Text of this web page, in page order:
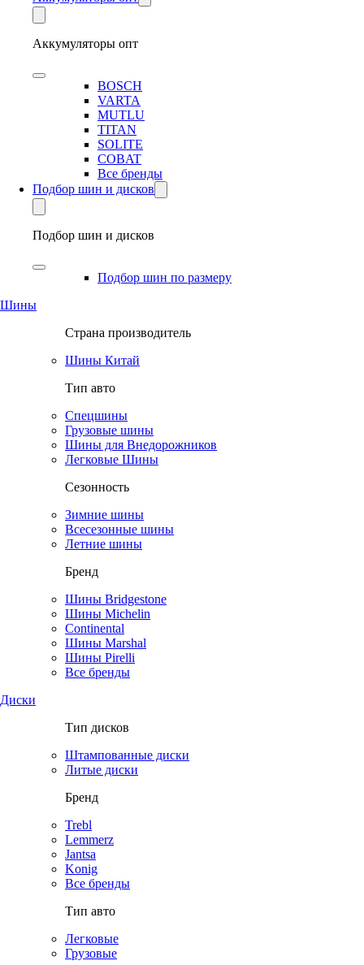
Аккумуляторы опт
BOSCH
VARTA
MUTLU
TITAN
SOLITE
COBAT
Все бренды
Подбор шин и дисков
Подбор шин и дисков
Подбор шин по размеру
Шины
Страна производитель
Шины Китай
Тип авто
Спецшины
Грузовые шины
Шины для Внедорожников
Легковые Шины
Сезонность
Зимние шины
Всесезонные шины
Летние шины
Бренд
Шины Bridgestone
Шины Michelin
Continental
Шины Marshal
Шины Pirelli
Все бренды
Диски
Тип дисков
Штампованные диски
Литые диски
Бренд
Trebl
Lemmerz
Jantsa
Konig
Все бренды
Тип авто
Легковые
Грузовые